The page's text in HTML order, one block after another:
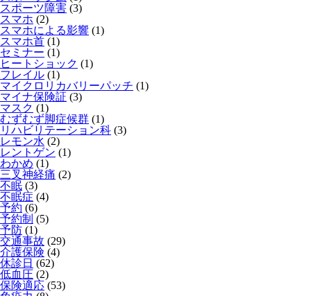
スポーツ障害 (3)
スマホ (2)
スマホによる影響 (1)
スマホ首 (1)
セミナー (1)
ヒートショック (1)
フレイル (1)
マイクロリカバリーパッチ (1)
マイナ保険証 (3)
マスク (1)
むずむず脚症候群 (1)
リハビリテーション科 (3)
レモン水 (2)
レントゲン (1)
わかめ (1)
三叉神経痛 (2)
不眠 (3)
不眠症 (4)
予約 (6)
予約制 (5)
予防 (1)
交通事故 (29)
介護保険 (4)
休診日 (62)
低血圧 (2)
保険適応 (53)